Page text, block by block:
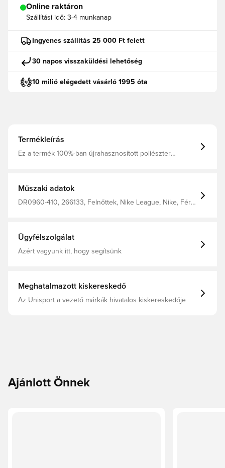
Online raktáron
Szállítási idő: 3-4 munkanap
Ingyenes szállítás 25 000 Ft felett
30 napos visszaküldési lehetőség
10 milió elégedett vásárló 1995 óta
Termékleírás
Ez a termék 100%-ban újrahasznosított poliészter
koncentráltan maradhatsz. A modell rugalmas derékkal
Normál illeszkedés. 100% újrahasznosított poliészterből
Műszaki adatok
DR0960-410, 266133, Felnőttek, Nike League, Nike, Férfi,
Ügyfélszolgálat
Azért vagyunk itt, hogy segítsünk
Meghatalmazott kiskereskedő
Az Unisport a vezető márkák hivatalos kiskereskedője
Ajánlott Önnek